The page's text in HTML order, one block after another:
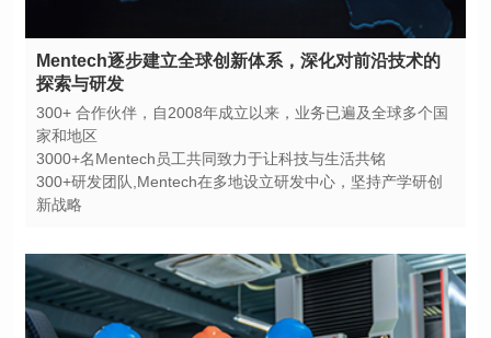
探索与研发
家和地区
3000+名Mentech员工共同致力于让科技与生活共铭
新战略